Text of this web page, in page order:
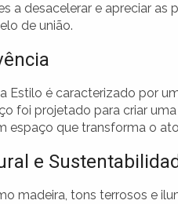
a desacelerar e apreciar as
de união.
Estilo é caracterizado por
foi projetado para criar
espaço que transforma o
e
madeira, tons terrosos e